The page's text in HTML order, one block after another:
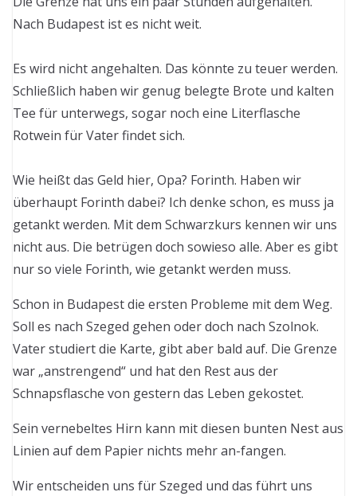
Nach Budapest ist es nicht weit.
Es wird nicht angehalten. Das könnte zu teuer werden.
Schließlich haben wir genug belegte Brote und kalten
Tee für unterwegs, sogar noch eine Literflasche
Rotwein für Vater findet sich.
Wie heißt das Geld hier, Opa? Forinth. Haben wir
überhaupt Forinth dabei? Ich denke schon, es muss ja
getankt werden. Mit dem Schwarzkurs kennen wir uns
nicht aus. Die betrügen doch sowieso alle. Aber es gibt
nur so viele Forinth, wie getankt werden muss.
Schon in Budapest die ersten Probleme mit dem Weg.
Soll es nach Szeged gehen oder doch nach Szolnok.
Vater studiert die Karte, gibt aber bald auf. Die Grenze
war „anstrengend“ und hat den Rest aus der
Schnapsflasche von gestern das Leben gekostet.
Sein vernebeltes Hirn kann mit diesen bunten Nest aus
Linien auf dem Papier nichts mehr an-fangen.
Wir entscheiden uns für Szeged und das führt uns